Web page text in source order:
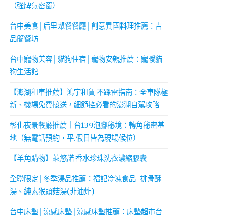
（強牌氣密窗）
台中美食│后里聚餐餐廳│創意異國料理推薦：吉
品簡餐坊
台中寵物美容│貓狗住宿│寵物安親推薦：寵曖貓
狗生活館
【澎湖租車推薦】鴻宇租賃 不踩雷指南：全車隊極
新、機場免費接送，細節控必看的澎湖自駕攻略
彰化夜景餐廳推薦｜台139泡腳秘境：轉角秘密基
地（無電話預約，平.假日皆為現場候位）
【羊角購物】萊悠諾 香水珍珠洗衣濃縮膠囊
全聯限定│冬季湯品推薦：福記冷凍食品-排骨酥
湯、純素猴頭菇湯(非油炸)
台中床墊│涼感床墊│涼感床墊推薦：床墊超市台